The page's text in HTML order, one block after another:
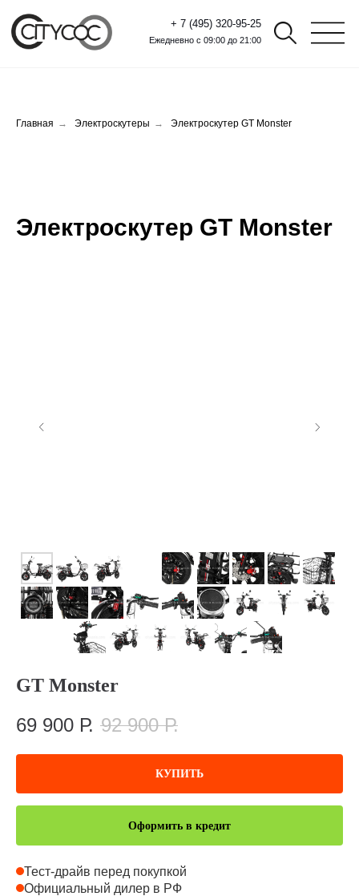
Ежедневно с 09:00 до 21:00
Главная → Электроскутеры → Электроскутер GT Monster
Электроскутер GT Monster
GT Monster
69 900 Р. 92 900 Р.
КУПИТЬ
Оформить в кредит
Тест-драйв перед покупкой
Официальный дилер в РФ